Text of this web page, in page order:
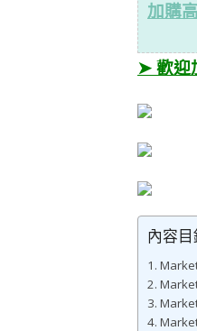
加購
➤ 歡迎
內容目